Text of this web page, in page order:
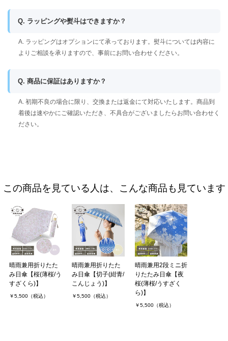
Q. ラッピングや熨斗はできますか？
A. ラッピングはオプションにて承っております。熨斗については内容に
よりご相談を承りますので、事前にお問い合わせください。
Q. 商品に保証はありますか？
A. 初期不良の場合に限り、交換または返金にて対応いたします。商品到
着後は速やかにご確認いただき、不具合がございましたらお問い合わせく
ださい。
この商品を見ている人は、こんな商品も見ています
晴雨兼用折りたた
み日傘【桜(薄桜/う
すざくら)】
￥5,500（税込）
晴雨兼用折りたた
み日傘【切子(紺青/
こんじょう)】
￥5,500（税込）
晴雨兼用2段ミニ折
りたたみ日傘【夜
桜(薄桜/うすざく
ら)】
￥5,500（税込）